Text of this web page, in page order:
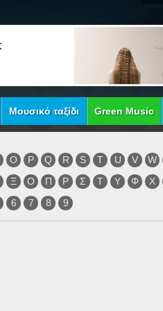
Μουσικό ταξίδι Green Music
O P Q R S T U V W
Ξ Ο Π Ρ Σ Τ Υ Φ Χ
6 7 8 9